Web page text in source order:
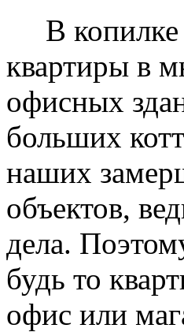
В копилке
квартиры в
офисных
больших
наших
объектов,
дела.
будь то
офис или